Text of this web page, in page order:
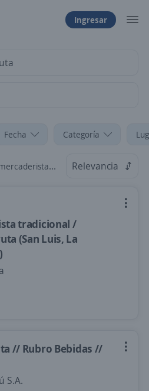
Ingresar
Fecha Categoría
de ruta en Lima Relevancia
tradicional /
(San Luis, La
// Rubro Bebidas //
S.A.